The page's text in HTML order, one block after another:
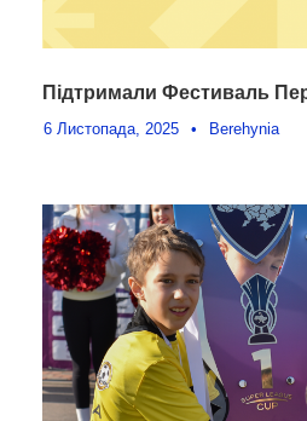
Підтримали Фестиваль
6 Листопада, 2025 • Berehynia